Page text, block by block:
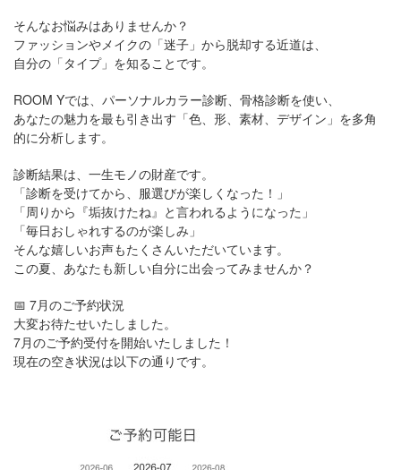
そんなお悩みはありませんか？
ファッションやメイクの「迷子」から脱却する近道は、
自分の「タイプ」を知ること です。
ROOM Yでは、パーソナルカラー診断、骨格診断を使い、
あなたの魅力を最も引き出す「色、形、素材、デザイン」を多角
的に分析します。
診断結果は、一生モノの財産です。
「診断を受けてから、服選びが楽しくなった！」
「周りから『垢抜けたね』と言われるようになった」
「毎日おしゃれするのが楽しみ」
そんな嬉しいお声もたくさんいただいています。
この夏、あなたも新しい自分に出会ってみませんか？
📅 7月のご予約状況
大変お待たせいたしました。
7月のご予約受付を開始いたしました！
現在の空き状況は以下の通りです。